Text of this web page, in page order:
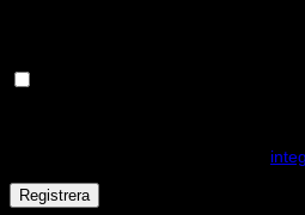
Registrera